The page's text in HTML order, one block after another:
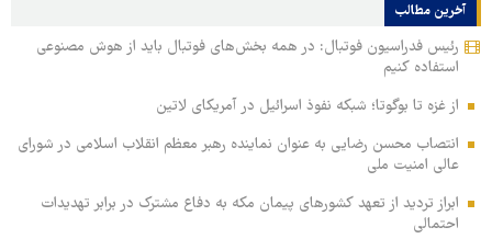
آخرین مطالب
رئیس فدراسیون فوتبال: در همه بخش‌های فوتبال باید از هوش مصنوعی
استفاده کنیم
از غزه تا بوگوتا؛ شبکه نفوذ اسرائیل در آمریکای لاتین
انتصاب محسن رضایی به عنوان نماینده رهبر معظم انقلاب اسلامی در شورای
عالی امنیت ملی
ابراز تردید از تعهد کشورهای پیمان مکه به دفاع مشترک در برابر تهدیدات
احتمالی